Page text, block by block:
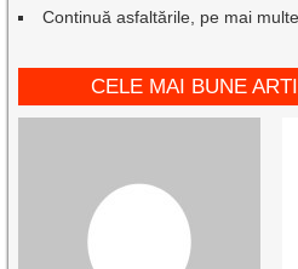
Continuă asfaltările, pe mai
CELE MAI BUNE